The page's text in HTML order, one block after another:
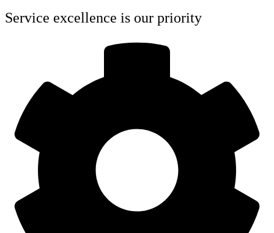
Service excellence is our priority